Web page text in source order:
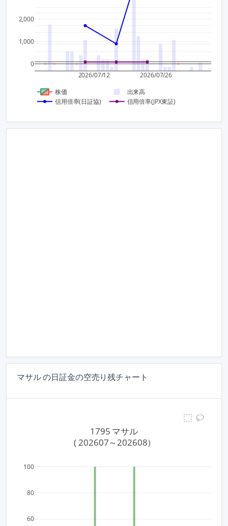
2026/07/12 2026/07/26
0
1,000
2,000
株価
出来高
信用倍率(日証協)
信用倍率(JPX東証)
マサル の日証金の空売り残チャート
60
80
100
1795 マサル
( 202607～202608）